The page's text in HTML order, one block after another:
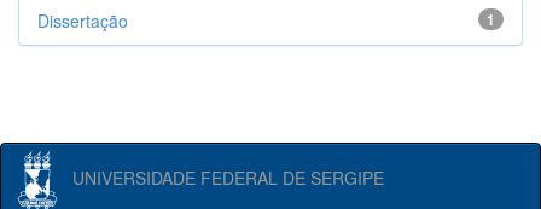
1
Dissertação
UNIVERSIDADE FEDERAL DE SERGIPE